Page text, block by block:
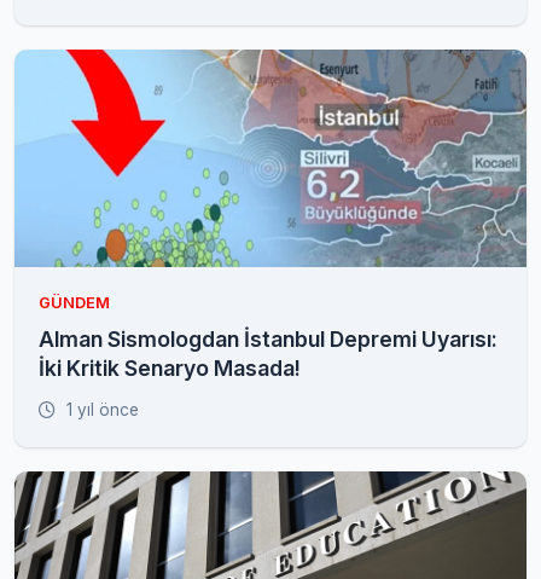
GÜNDEM
Alman Sismologdan İstanbul Depremi Uyarısı:
İki Kritik Senaryo Masada!
1 yıl önce